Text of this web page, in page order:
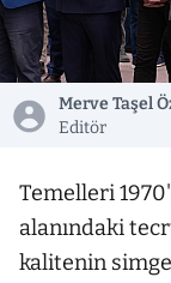
Merve Taşel
Editör
Temelleri
alanındaki
kalitenin